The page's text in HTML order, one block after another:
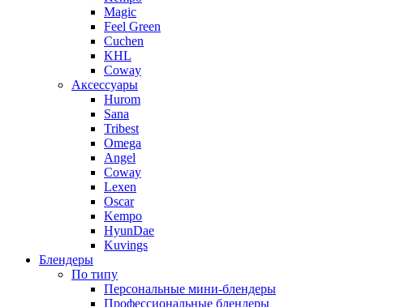
Magic
Feel Green
Cuchen
KHL
Coway
Аксессуары
Hurom
Sana
Tribest
Omega
Angel
Coway
Lexen
Oscar
Kempo
HyunDae
Kuvings
Блендеры
По типу
Персональные мини-блендеры
Профессиональные блендеры